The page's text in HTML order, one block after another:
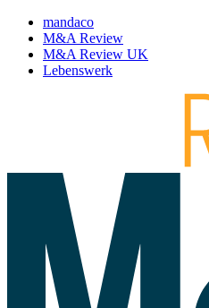
mandaco
M&A Review
M&A Review UK
Lebenswerk